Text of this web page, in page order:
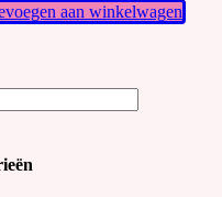
aan winkelwagen